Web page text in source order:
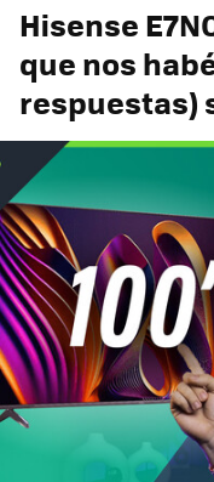
Hisense
que nos
respuestas)